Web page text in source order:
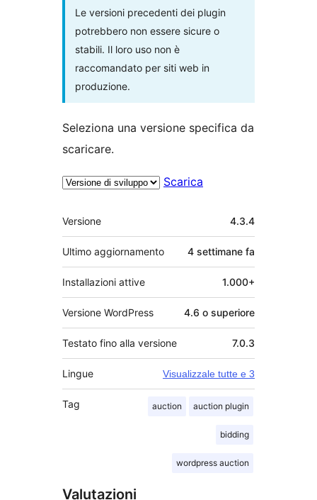
Le versioni precedenti dei plugin
potrebbero non essere sicure o
stabili. Il loro uso non è
raccomandato per siti web in
produzione.
Seleziona una versione specifica da
scaricare.
Scarica
Meta
Versione 4.3.4
Ultimo aggiornamento 4 settimane fa
Installazioni attive 1.000+
Versione WordPress 4.6 o superiore
Testato fino alla versione 7.0.3
Lingue Visualizzale tutte e 3
Tag auction auction plugin
bidding
wordpress auction
Valutazioni